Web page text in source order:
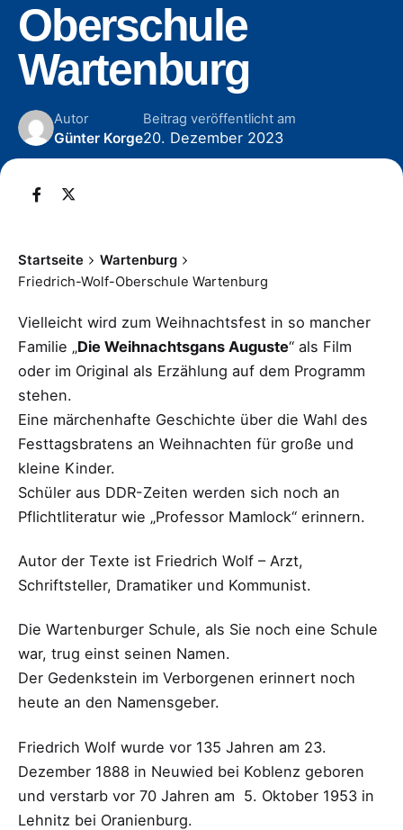
Oberschule
Wartenburg
Autor
Günter Korge
Beitrag veröffentlicht am
20. Dezember 2023
Startseite
Wartenburg
Friedrich-Wolf-Oberschule Wartenburg
Vielleicht wird zum Weihnachtsfest in so mancher
Familie „Die Weihnachtsgans Auguste“ als Film
oder im Original als Erzählung auf dem Programm
stehen.
Eine märchenhafte Geschichte über die Wahl des
Festtagsbratens an Weihnachten für große und
kleine Kinder.
Schüler aus DDR-Zeiten werden sich noch an
Pflichtliteratur wie „Professor Mamlock“ erinnern.
Autor der Texte ist Friedrich Wolf – Arzt,
Schriftsteller, Dramatiker und Kommunist.
Die Wartenburger Schule, als Sie noch eine Schule
war, trug einst seinen Namen.
Der Gedenkstein im Verborgenen erinnert noch
heute an den Namensgeber.
Friedrich Wolf wurde vor 135 Jahren am 23.
Dezember 1888 in Neuwied bei Koblenz geboren
und verstarb vor 70 Jahren am 5. Oktober 1953 in
Lehnitz bei Oranienburg.